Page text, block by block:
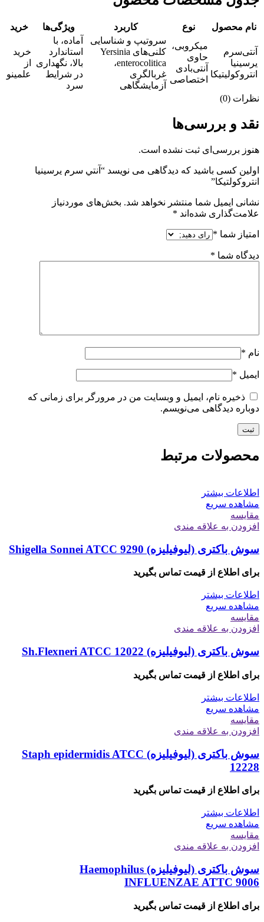
نام محصول نوع کاربرد ویژگی‌ها خرید
آنتی‌سرم
یرسینیا
انتروکولیتیکا
میکروبی،
حاوی
آنتی‌بادی
اختصاصی
سروتیپ و شناسایی
کلنی‌های Yersinia
enterocolitica،
غربالگری
آزمایشگاهی
آماده، با
استاندارد
بالا، نگهداری
در شرایط
سرد
خرید
از
علمینو
نظرات (0)
نقد و بررسی‌ها
هنوز بررسی‌ای ثبت نشده است.
اولین کسی باشید که دیدگاهی می نویسد “آنتي سرم يرسينيا
انتروكولتيكا”
نشانی ایمیل شما منتشر نخواهد شد. بخش‌های موردنیاز
علامت‌گذاری شده‌اند *
امتیاز شما *
دیدگاه شما *
نام *
ایمیل *
ذخیره نام، ایمیل و وبسایت من در مرورگر برای زمانی که
دوباره دیدگاهی می‌نویسم.
محصولات مرتبط
اطلاعات بیشتر
مشاهده سریع
مقایسه
افزودن به علاقه مندی
سوش باکتری (لیوفیلیزه) Shigella Sonnei ATCC 9290
برای اطلاع از قیمت تماس بگیرید
اطلاعات بیشتر
مشاهده سریع
مقایسه
افزودن به علاقه مندی
سوش باکتری (لیوفیلیزه) Sh.Flexneri ATCC 12022
برای اطلاع از قیمت تماس بگیرید
اطلاعات بیشتر
مشاهده سریع
مقایسه
افزودن به علاقه مندی
سوش باکتری (لیوفیلیزه) Staph epidermidis ATCC
12228
برای اطلاع از قیمت تماس بگیرید
اطلاعات بیشتر
مشاهده سریع
مقایسه
افزودن به علاقه مندی
سوش باکتری (لیوفیلیزه) Haemophilus
INFLUENZAE ATTC 9006
برای اطلاع از قیمت تماس بگیرید